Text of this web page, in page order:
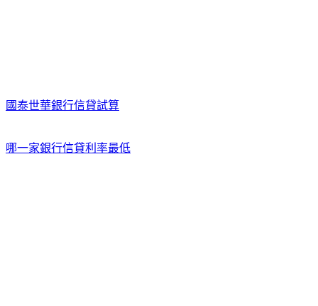
國泰世華銀行信貸試算
哪一家銀行信貸利率最低